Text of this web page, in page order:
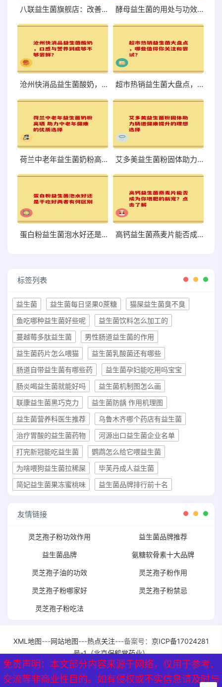
八联益生菌旗舰店：改善肠道，体验前所未有的轻盈与舒适 酵母益生菌的用处与功效你知道吗
沧州快消品益生菌酸奶，口感与营养到底够不够尝鲜？ 超市热销益生菌大盘点，哪些值得你关注和尝试？
荷兰中老年益生菌奶粉高硒 助力中老年健康的优质选择 艾多美益生菌粉固体助力肠道健康提升的理想选择
蛋白粉益生菌泡水好还是干吃好两者有何区别 高钙益生菌燕麦片能否成为你增肥的新宠？点击了解
免责声明：本文部分内容来源于网络，仅用于参考、
交流等非商业性目的。如有侵权或不实信息请及时与
标签列表
益生菌 益生菌每日坚果0蔗糖
猫屎益生菌臭不臭
鱼吃哪种益生菌好些呢
益生菌饮料怎么加工的
蔓越莓多肽益生菌
男性肠道益生菌的作用
益生菌药片怎么喂猫
益生菌乳酸菌还有哪些
肠道自带益生菌有哪些药
益生菌孕妇能吃用吗宝宝
肠炎喝益生菌就能好吗
益生菌机制图怎么画
联康益生菌黑巧克力
益生菌防龋 作用机理图
益生菌营养科医生推荐
乌鲁木齐哪个药店有益生菌
治疗胃酸的益生菌药物
河源出口益生菌企业名单
打完新冠能吃益生菌
鹦鹉怎么给它喂益生菌
为啥喂狗益生菌拉稀屎
毕芙丹成人益生菌
简妃益生菌果冻蜜桃味
益生菌品牌排行前十名
友情链接
灵芝孢子粉功效作用 益生菌品牌推荐
益生菌品牌 氨糖软骨素十大品牌
灵芝孢子油的功效 灵芝孢子粉作用
灵芝孢子粉哪家好 灵芝孢子粉禁忌
灵芝孢子粉吃法
XML地图---网站地图---热点关注---备案号： 京ICP备17024281
号-1（北京保鹤堂药业）
免责声明：本文部分内容来源于网络，仅用于参考、
交流等非商业性目的。如有侵权或不实信息请及时与